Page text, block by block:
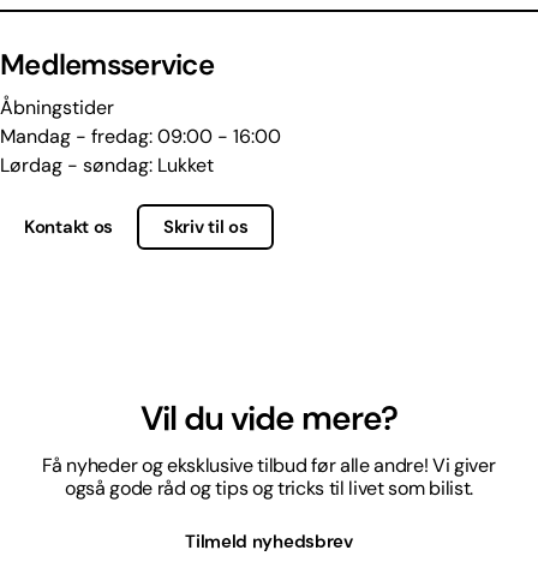
Medlemsservice
Åbningstider
Mandag - fredag: 09:00 - 16:00
Lørdag - søndag: Lukket
Kontakt os Skriv til os
Vil du vide mere?
Få nyheder og eksklusive tilbud før alle andre! Vi giver
også gode råd og tips og tricks til livet som bilist.
Tilmeld nyhedsbrev